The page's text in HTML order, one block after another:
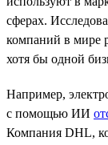
сферах.
компаний в мире
хотя бы одной
Например,
с помощью ИИ
Компания DHL,